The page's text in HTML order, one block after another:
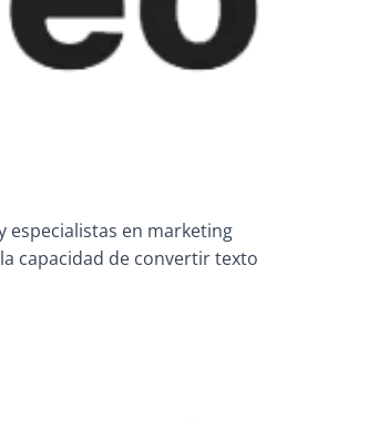
especialistas en marketing
capacidad de convertir texto